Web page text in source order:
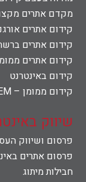
מקדם אתרים
קידום אתרים
קידום אתרים
קידום אתרים
קידום באינטרנט
קידום ממומן – SEM
שיווק
פרסום ושיווק
פרסום אתרים
חבילות מיתוג